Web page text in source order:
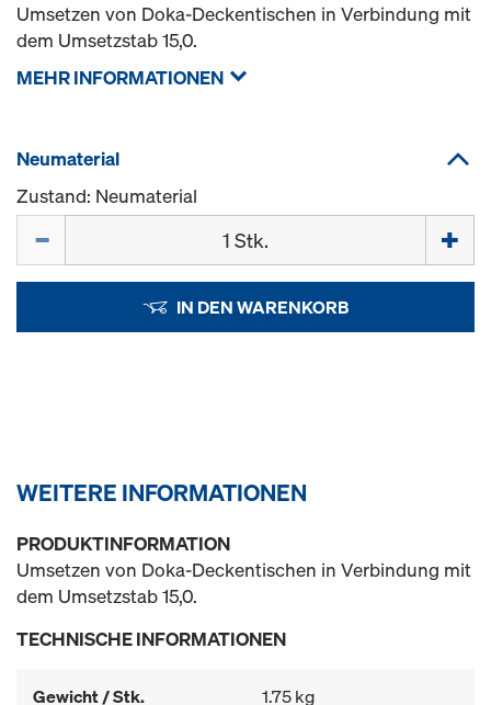
Umsetzen von Doka-Deckentischen in Verbindung mit
dem Umsetzstab 15,0.
MEHR INFORMATIONEN
Neumaterial
Zustand: Neumaterial
IN DEN WARENKORB
WEITERE INFORMATIONEN
PRODUKTINFORMATION
Umsetzen von Doka-Deckentischen in Verbindung mit
dem Umsetzstab 15,0.
TECHNISCHE INFORMATIONEN
Gewicht / Stk. 1.75 kg